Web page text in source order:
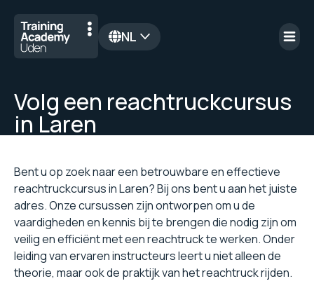
NL
Volg een reachtruckcursus
in Laren
Bent u op zoek naar een betrouwbare en effectieve
reachtruckcursus in Laren? Bij ons bent u aan het juiste
adres. Onze cursussen zijn ontworpen om u de
vaardigheden en kennis bij te brengen die nodig zijn om
veilig en efficiënt met een reachtruck te werken. Onder
leiding van ervaren instructeurs leert u niet alleen de
theorie, maar ook de praktijk van het reachtruck rijden.